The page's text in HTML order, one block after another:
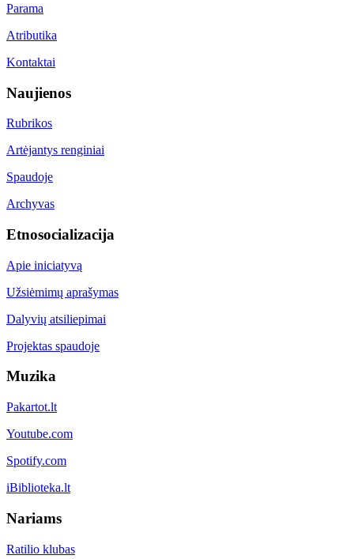
Parama
Atributika
Kontaktai
Naujienos
Rubrikos
Artėjantys renginiai
Spaudoje
Archyvas
Etnosocializacija
Apie iniciatyvą
Užsiėmimų aprašymas
Dalyvių atsiliepimai
Projektas spaudoje
Muzika
Pakartot.lt
Youtube.com
Spotify.com
iBiblioteka.lt
Nariams
Ratilio klubas